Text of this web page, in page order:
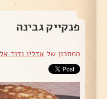
פנקייק גבינה
המתכון של אדלין ודוד